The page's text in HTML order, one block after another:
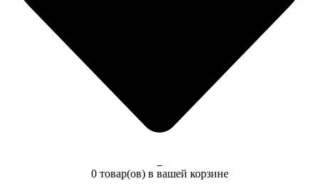
0 товар(ов)в вашей корзине